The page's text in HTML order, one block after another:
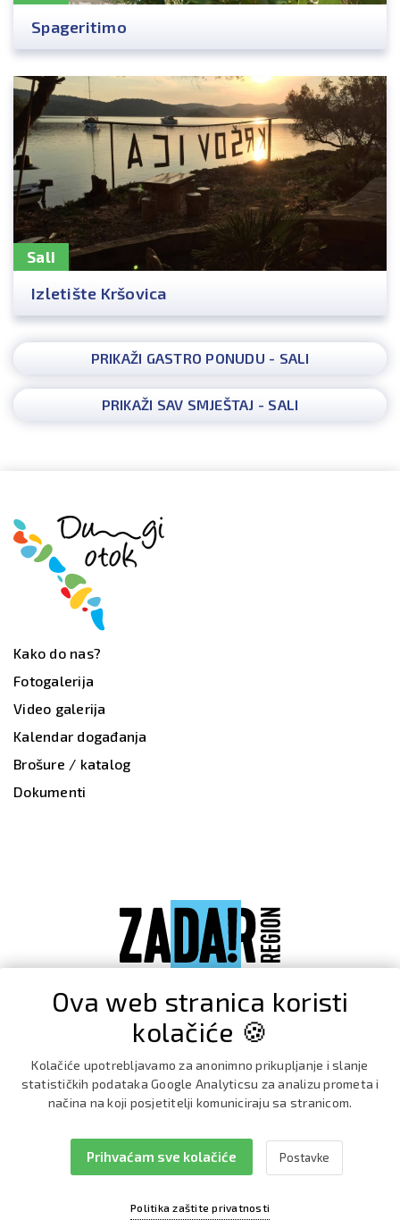
Spageritimo
Sali
Izletište Kršovica
PRIKAŽI GASTRO PONUDU - SALI
PRIKAŽI SAV SMJEŠTAJ - SALI
Kako do nas?
Fotogalerija
Video galerija
Kalendar događanja
Brošure / katalog
Dokumenti
Instagram
Ova web stranica koristi
kolačiće 🍪
Kolačiće upotrebljavamo za anonimno prikupljanje i slanje
statističkih podataka Google Analyticsu za analizu prometa i
načina na koji posjetitelji komuniciraju sa stranicom.
Politika zaštite privatnosti
Prihvaćam sve kolačiće Postavke